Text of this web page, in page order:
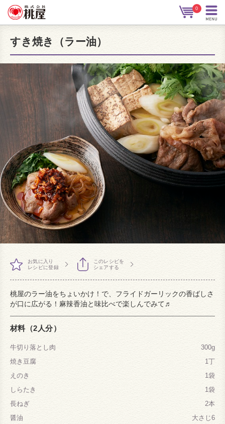
0
すき焼き（ラー油）
お気に入り
レシピに登録
このレシピを
シェアする
桃屋のラー油をちょいかけ！で、フライドガーリックの香ばしさ
が口に広がる！麻辣香油と味比べで楽しんでみて♬
材料（2人分）
牛切り落とし肉
300g
焼き豆腐
1丁
えのき
1袋
しらたき
1袋
長ねぎ
2本
醤油
大さじ6